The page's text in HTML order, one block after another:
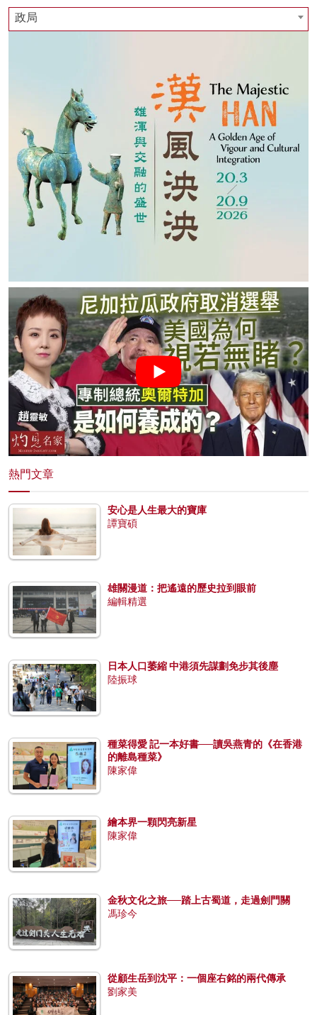
政局
熱門文章
安心是人生最大的寶庫
譚寶碩
雄關漫道：把遙遠的歷史拉到眼前
編輯精選
日本人口萎縮 中港須先謀劃免步其後塵
陸振球
種菜得愛 記一本好書──讀吳燕青的《在香港
的離島種菜》
陳家偉
繪本界一顆閃亮新星
陳家偉
金秋文化之旅──踏上古蜀道，走過劍門關
馮珍今
從顧生岳到沈平：一個座右銘的兩代傳承
劉家美